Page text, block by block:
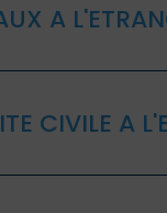
A
CIVILE A